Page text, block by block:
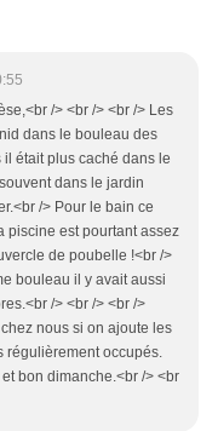
/> <br /> <br /> Les
dans le bouleau des
était plus caché dans le
dans le jardin
/> Pour le bain ce
piscine est pourtant assez
de poubelle !<br />
bouleau il y avait aussi
/> <br /> <br />
nous si on ajoute les
régulièrement occupés.
bon dimanche.<br /> <br